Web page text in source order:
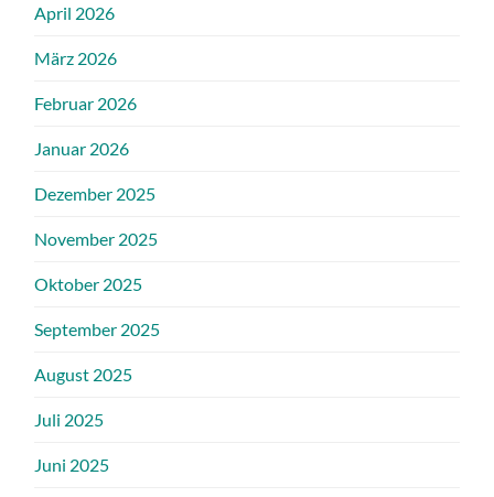
April 2026
März 2026
Februar 2026
Januar 2026
Dezember 2025
November 2025
Oktober 2025
September 2025
August 2025
Juli 2025
Juni 2025